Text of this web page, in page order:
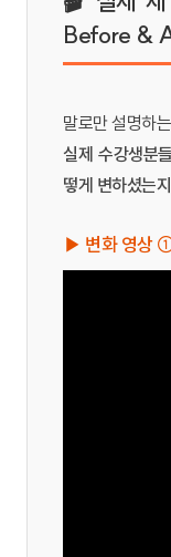
Before &
말로만 설명하
실제 수강생분
떻게 변하셨는지
▶ 변화 영상